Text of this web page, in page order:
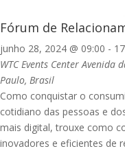
Fórum de
junho 28, 2024 @ 09:00 -
WTC Events Center Avenida
Paulo, Brasil
Como conquistar o
cotidiano das pessoas e
mais digital, trouxe como
inovadores e eficientes de